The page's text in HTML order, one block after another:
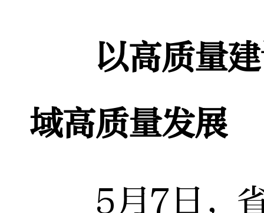
以高质量
域高质量发展
5月7日，省